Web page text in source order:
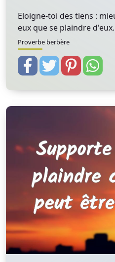
Eloigne-toi des tiens :
eux que se plaindre d'eux.
Proverbe berbère